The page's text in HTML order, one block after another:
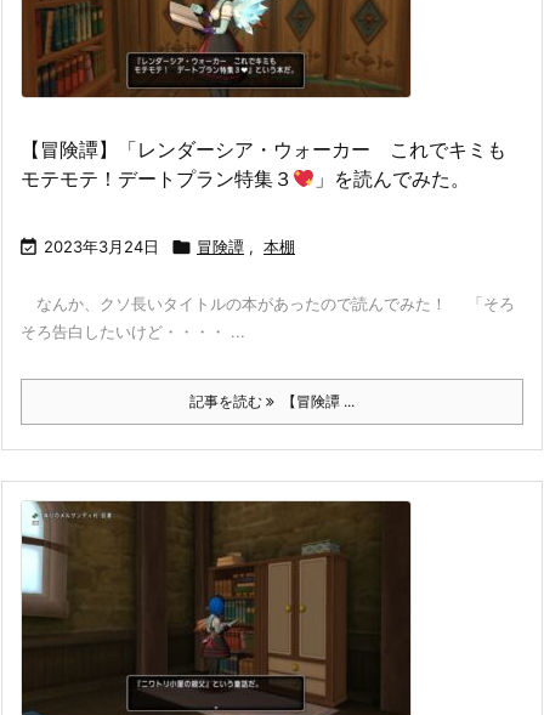
【冒険譚】「レンダーシア・ウォーカー これでキミも
モテモテ！デートプラン特集３
」を読んでみた。
 2023年3月24日  冒険譚 , 本棚
なんか、クソ長いタイトルの本があったので読んでみた！ 「そろ
そろ告白したいけど・・・・ ...
記事を読む 【冒険譚 ...